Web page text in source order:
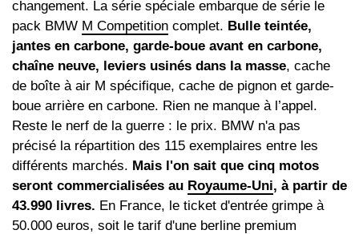
changement. La série spéciale embarque de série le
pack BMW M Competition complet. Bulle teintée,
jantes en carbone, garde-boue avant en carbone,
chaîne neuve, leviers usinés dans la masse, cache
de boîte à air M spécifique, cache de pignon et garde-
boue arrière en carbone. Rien ne manque à l’appel.
Reste le nerf de la guerre : le prix. BMW n'a pas
précisé la répartition des 115 exemplaires entre les
différents marchés. Mais l'on sait que cinq motos
seront commercialisées au Royaume-Uni, à partir de
43.990 livres. En France, le ticket d'entrée grimpe à
50.000 euros, soit le tarif d'une berline premium